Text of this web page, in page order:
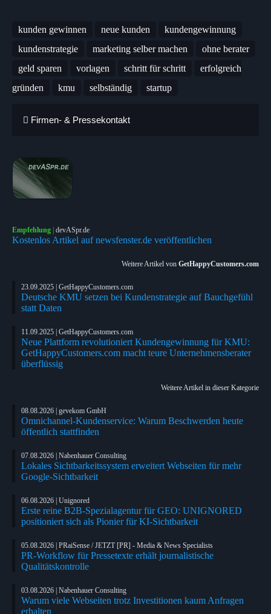
kunden gewinnen neue kunden
kundengewinnung
kundenstrategie
marketing selber machen
ohne berater
geld sparen
vorlagen schritt für schritt
erfolgreich
gründen
kmu selbständig startup
Firmen- & Pressekontakt
Empfehlung | devASpr.de
Kostenlos Artikel auf newsfenster.de veröffentlichen
Weitere Artikel von GetHappyCustomers.com
23.09.2025 | GetHappyCustomers.com
Deutsche KMU setzen bei Kundenstrategie auf Bauchgefühl
statt Daten
11.09.2025 | GetHappyCustomers.com
Neue Plattform revolutioniert Kundengewinnung für KMU:
GetHappyCustomers.com macht teure Unternehmensberater
überflüssig
Weitere Artikel in dieser Kategorie
08.08.2026 | gevekom GmbH
Omnichannel-Kundenservice: Warum Beschwerden heute
öffentlich stattfinden
07.08.2026 | Nabenhauer Consulting
Lokales Sichtbarkeitssystem erweitert Webseiten für mehr
Google-Sichtbarkeit
06.08.2026 | Unignored
Erste reine B2B-Spezialagentur für GEO: UNIGNORED
positioniert sich als Pionier für KI-Sichtbarkeit
05.08.2026 | PRaiSense / JETZT [PR] - Media & News Specialists
PR-Workflow für Pressetexte erhält journalistische
Qualitätskontrolle
03.08.2026 | Nabenhauer Consulting
Warum viele Webseiten trotz Investitionen kaum Anfragen
erhalten